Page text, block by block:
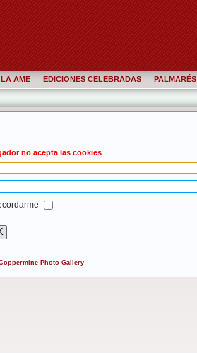
AME EDICIONES CELEBRADAS PALMARÉS
no acepta las cookies
Photo Gallery